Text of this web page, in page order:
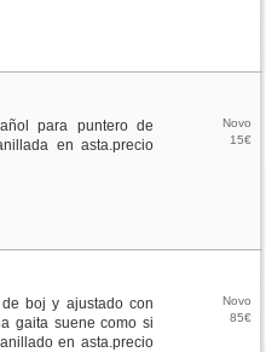
para puntero de
en asta.precio
Novo
15€
boj y ajustado con
gaita suene como si
en asta.precio
Novo
85€